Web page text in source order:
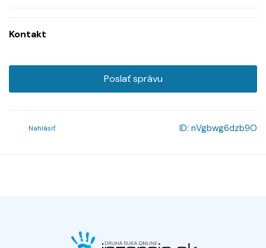
Kontakt
Poslať správu
Nahlásiť ID: nVgbwg6dzb9O